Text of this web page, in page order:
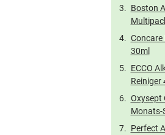
Boston
Concare
30ml
ECCO
Reiniger
Oxysept
Monats-
Perfect